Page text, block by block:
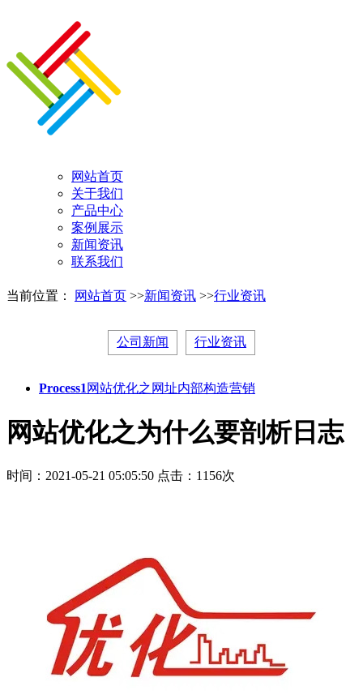
网站首页
关于我们
产品中心
案例展示
新闻资讯
联系我们
当前位置： 网站首页 >>新闻资讯 >>行业资讯
公司新闻 行业资讯
Process1 网站优化之网址内部构造营销
网站优化之为什么要剖析日志
时间：2021-05-21 05:05:50 点击：1156次